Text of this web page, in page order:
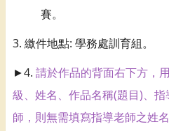
賽。
3. 繳件地點: 學務處訓育組。
►4. 請於作品的背面右下方，
級、姓名、作品名稱(題目)、
師，則無需填寫指導老師之姓